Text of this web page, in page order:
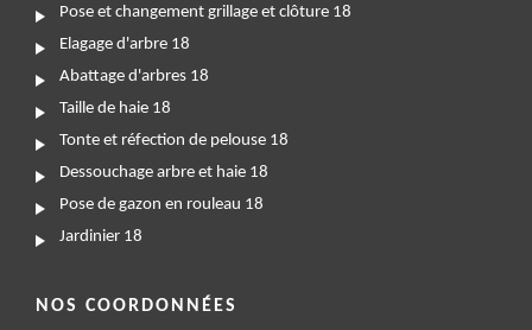
Pose et changement grillage et clôture 18
Elagage d'arbre 18
Abattage d'arbres 18
Taille de haie 18
Tonte et réfection de pelouse 18
Dessouchage arbre et haie 18
Pose de gazon en rouleau 18
Jardinier 18
NOS COORDONNÉES